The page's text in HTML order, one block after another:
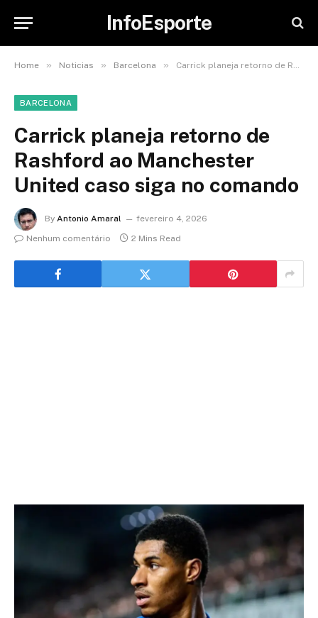
InfoEsporte
Home » Noticias » Barcelona » Carrick planeja retorno de Rashford ao Manchester United caso siga no comando
BARCELONA
Carrick planeja retorno de
Rashford ao Manchester
United caso siga no comando
By Antonio Amaral
fevereiro 4, 2026
Nenhum comentário
2 Mins Read